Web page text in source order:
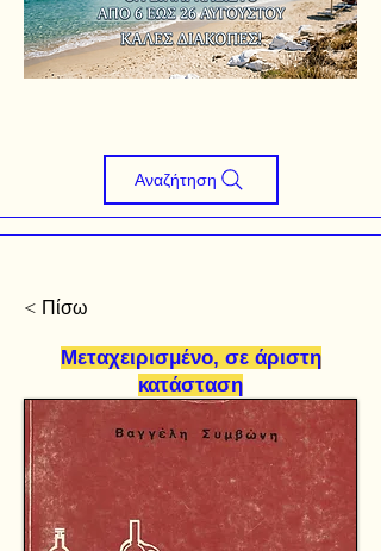
Αναζήτηση
< Πίσω
Μεταχειρισμένο, σε άριστη
κατάσταση